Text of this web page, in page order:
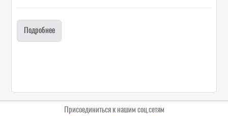
Подробнее
Присоединиться к нашим соц.сетям